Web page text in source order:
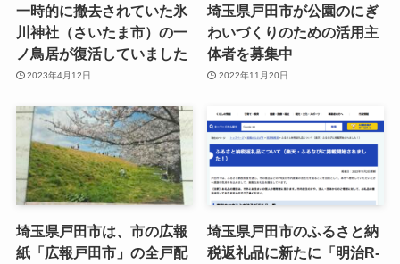
一時的に撤去されていた氷
川神社（さいたま市）の一
ノ鳥居が復活していました
2023年4月12日
埼玉県戸田市が公園のにぎ
わいづくりのための活用主
体者を募集中
2022年11月20日
埼玉県戸田市は、市の広報
紙「広報戸田市」の全戸配
埼玉県戸田市のふるさと納
税返礼品に新たに「明治R-